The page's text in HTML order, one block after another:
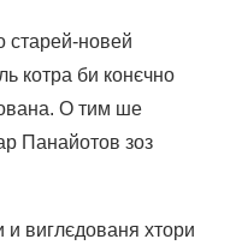
старей-новей
котра би конєчно
О тим ше
Панайотов зоз
виглєдованя хтори